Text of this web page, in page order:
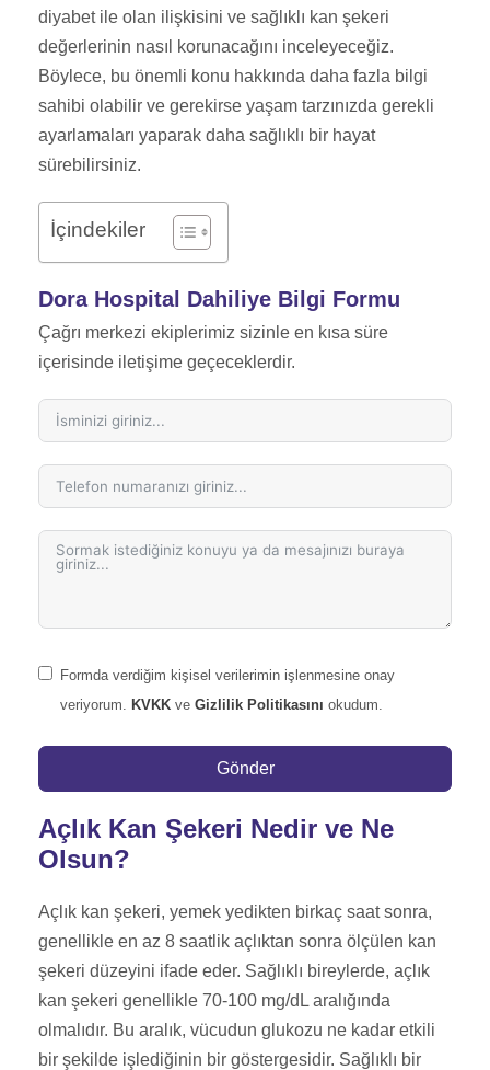
diyabet ile olan ilişkisini ve sağlıklı kan şekeri
değerlerinin nasıl korunacağını inceleyeceğiz.
Böylece, bu önemli konu hakkında daha fazla bilgi
sahibi olabilir ve gerekirse yaşam tarzınızda gerekli
ayarlamaları yaparak daha sağlıklı bir hayat
sürebilirsiniz.
İçindekiler
Dora Hospital Dahiliye Bilgi Formu
Çağrı merkezi ekiplerimiz sizinle en kısa süre
içerisinde iletişime geçeceklerdir.
Formda verdiğim kişisel verilerimin işlenmesine onay
veriyorum. KVKK ve Gizlilik Politikasını okudum.
Gönder
Açlık Kan Şekeri Nedir ve Ne
Olsun?
Açlık kan şekeri, yemek yedikten birkaç saat sonra,
genellikle en az 8 saatlik açlıktan sonra ölçülen kan
şekeri düzeyini ifade eder. Sağlıklı bireylerde, açlık
kan şekeri genellikle 70-100 mg/dL aralığında
olmalıdır. Bu aralık, vücudun glukozu ne kadar etkili
bir şekilde işlediğinin bir göstergesidir. Sağlıklı bir